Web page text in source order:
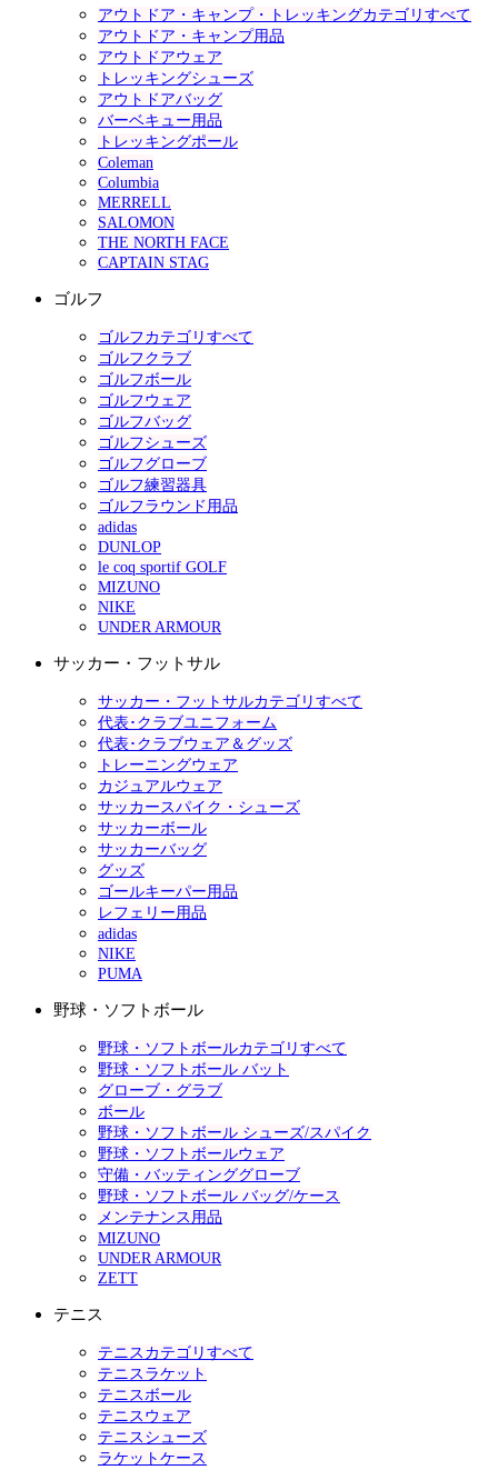
アウトドア・キャンプ・トレッキングカテゴリすべて
アウトドア・キャンプ用品
アウトドアウェア
トレッキングシューズ
アウトドアバッグ
バーベキュー用品
トレッキングポール
Coleman
Columbia
MERRELL
SALOMON
THE NORTH FACE
CAPTAIN STAG
ゴルフ
ゴルフカテゴリすべて
ゴルフクラブ
ゴルフボール
ゴルフウェア
ゴルフバッグ
ゴルフシューズ
ゴルフグローブ
ゴルフ練習器具
ゴルフラウンド用品
adidas
DUNLOP
le coq sportif GOLF
MIZUNO
NIKE
UNDER ARMOUR
サッカー・フットサル
サッカー・フットサルカテゴリすべて
代表･クラブユニフォーム
代表･クラブウェア＆グッズ
トレーニングウェア
カジュアルウェア
サッカースパイク・シューズ
サッカーボール
サッカーバッグ
グッズ
ゴールキーパー用品
レフェリー用品
adidas
NIKE
PUMA
野球・ソフトボール
野球・ソフトボールカテゴリすべて
野球・ソフトボール バット
グローブ・グラブ
ボール
野球・ソフトボール シューズ/スパイク
野球・ソフトボールウェア
守備・バッティンググローブ
野球・ソフトボール バッグ/ケース
メンテナンス用品
MIZUNO
UNDER ARMOUR
ZETT
テニス
テニスカテゴリすべて
テニスラケット
テニスボール
テニスウェア
テニスシューズ
ラケットケース